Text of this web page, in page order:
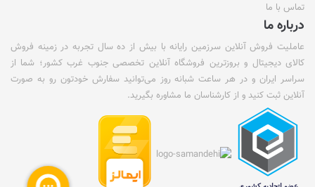
تماس با ما
درباره ما
عاملیت فروش آنلاین سرزمین رایانه با بیش از ده سال تجربه در زمینه فروش
کالای دیجیتال و بروزترین فروشگاه آنلاین تخصصی جنوب غرب کشور؛ شما از
سراسر ایران و در هر ساعت شبانه روز می‌توانید سفارش خودتون رو به صورت
آنلاین ثبت کنید و از کارشناسان ما مشاوره بگیرید.